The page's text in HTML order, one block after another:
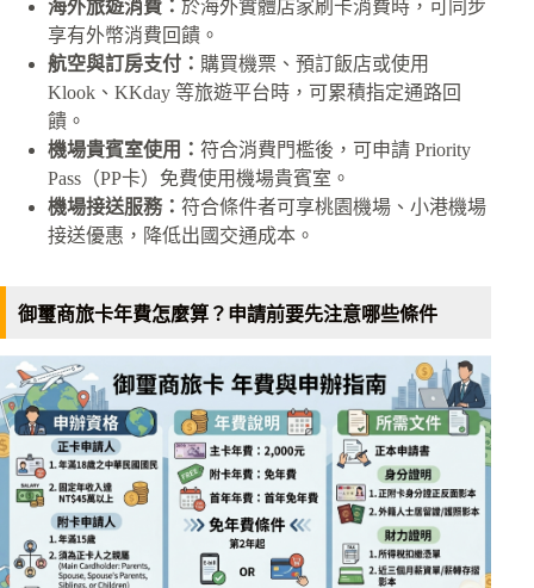
海外旅遊消費： 於海外實體店家刷卡消費時，可同步
享有外幣消費回饋。
航空與訂房支付： 購買機票、預訂飯店或使用
Klook、KKday 等旅遊平台時，可累積指定通路回
饋。
機場貴賓室使用： 符合消費門檻後，可申請 Priority
Pass（PP卡）免費使用機場貴賓室。
機場接送服務： 符合條件者可享桃園機場、小港機場
接送優惠，降低出國交通成本。
御璽商旅卡年費怎麼算？申請前要先注意哪些條件